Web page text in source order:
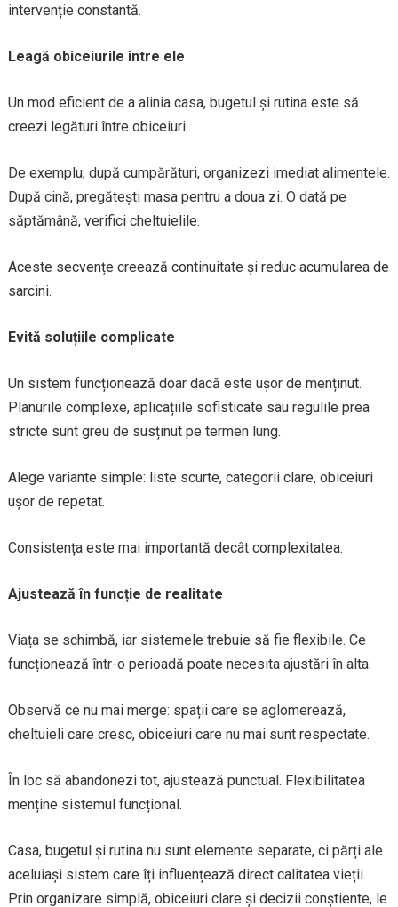
intervenție constantă.
Leagă obiceiurile între ele
Un mod eficient de a alinia casa, bugetul și rutina este să
creezi legături între obiceiuri.
De exemplu, după cumpărături, organizezi imediat alimentele.
După cină, pregătești masa pentru a doua zi. O dată pe
săptămână, verifici cheltuielile.
Aceste secvențe creează continuitate și reduc acumularea de
sarcini.
Evită soluțiile complicate
Un sistem funcționează doar dacă este ușor de menținut.
Planurile complexe, aplicațiile sofisticate sau regulile prea
stricte sunt greu de susținut pe termen lung.
Alege variante simple: liste scurte, categorii clare, obiceiuri
ușor de repetat.
Consistența este mai importantă decât complexitatea.
Ajustează în funcție de realitate
Viața se schimbă, iar sistemele trebuie să fie flexibile. Ce
funcționează într-o perioadă poate necesita ajustări în alta.
Observă ce nu mai merge: spații care se aglomerează,
cheltuieli care cresc, obiceiuri care nu mai sunt respectate.
În loc să abandonezi tot, ajustează punctual. Flexibilitatea
menține sistemul funcțional.
Casa, bugetul și rutina nu sunt elemente separate, ci părți ale
aceluiași sistem care îți influențează direct calitatea vieții.
Prin organizare simplă, obiceiuri clare și decizii conștiente, le